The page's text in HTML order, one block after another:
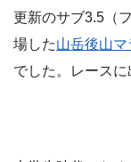
更新のサブ3.5（
場した山岳後山マ
でした。レースに